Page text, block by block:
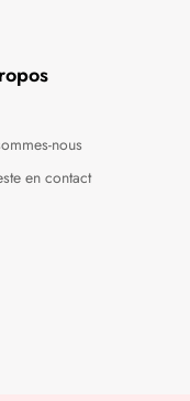
nous
en contact